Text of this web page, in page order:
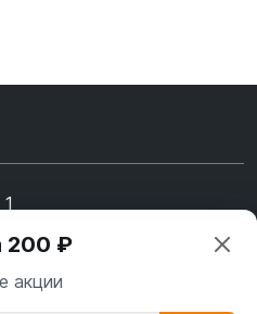
Воскресенье - Выходной
200 ₽
акции